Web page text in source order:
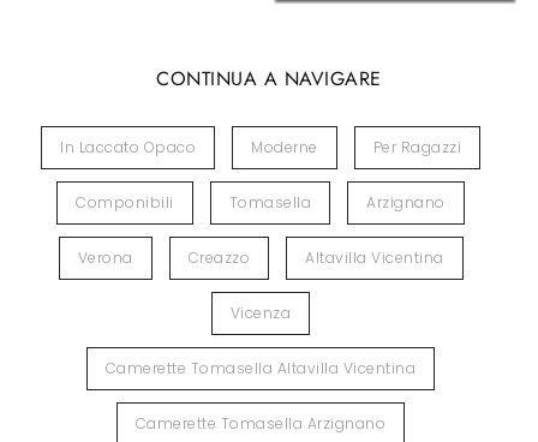
CONTINUA A NAVIGARE
In Laccato Opaco Moderne Per Ragazzi
Componibili Tomasella Arzignano
Verona Creazzo Altavilla Vicentina
Vicenza
Camerette Tomasella Altavilla Vicentina
Camerette Tomasella Arzignano